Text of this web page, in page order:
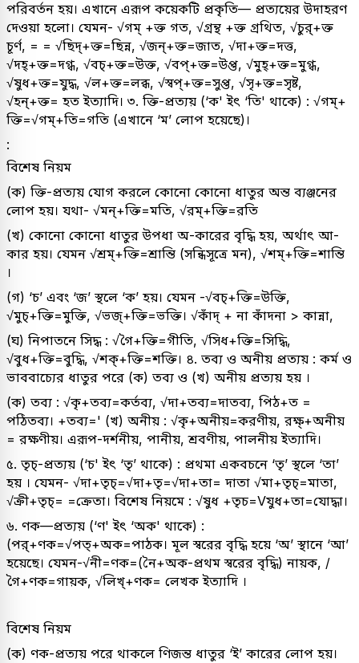
পরিবর্তন হয়। এখানে এরূপ কয়েকটি প্রকৃতি— প্রত্যয়ের উদাহরণ
দেওয়া হলো। যেমন- √গম্ +ক্ত গত, √গ্ৰন্থ +ক্ত গ্রথিত, √চুর্+ক্ত
চূর্ণ, = = √ছিদ্+ক্ত=ছিন্ন, √জন্+ক্ত=জাত, √দা+ক্ত=দত্ত,
√দহ্+ক্ত=দগ্ধ, √বচ্+ক্ত=উক্ত, √বপ্‌+ক্ত=উপ্ত, √মুহ্+ক্ত=মুগ্ধ,
√ষুধ+ক্ত=যুদ্ধ, √ল+ক্ত=লব্ধ, √স্বপ্+ক্ত=সুপ্ত, √সৃ+ক্ত=সৃষ্ট,
√হন্+ক্ত= হত ইত্যাদি। ৩. ক্তি-প্রত্যয় (‘ক' ইৎ ‘তি' থাকে) : √গম্+
ক্তি=√গম্+তি=গতি (এখানে ‘ম’ লোপ হয়েছে)।
:
বিশেষ নিয়ম
(ক) ক্তি-প্রত্যয় যোগ করলে কোনো কোনো ধাতুর অন্ত ব্যঞ্জনের
লোপ হয়। যথা- √মন্+ক্তি=মতি, √রম্+ক্তি=রতি
(খ) কোনো কোনো ধাতুর উপধা অ-কারের বৃদ্ধি হয়, অর্থাৎ আ-
কার হয়। যেমন √শ্রম্+ক্তি=শ্রান্তি (সন্ধিসূত্রে মন), √শম্+ক্তি=শান্তি
।
(গ) ‘চ’ এবং ‘জ’ স্থলে ‘ক’ হয়। যেমন -√বচ্+ক্তি=উক্তি,
√মুচ্+ক্তি=মুক্তি, √ভজ্‌+ক্তি=ভক্তি। √কাঁদ্ + না কাঁদনা > কান্না,
(ঘ) নিপাতনে সিদ্ধ : √গৈ+ক্তি=গীতি, √সিধ+ক্তি=সিদ্ধি,
√বুধ+ক্তি=বুদ্ধি, √শক্‌+ক্তি=শক্তি। ৪. তব্য ও অনীয় প্রত্যয় : কর্ম ও
ভাববাচ্যের ধাতুর পরে (ক) তব্য ও (খ) অনীয় প্রত্যয় হয় ।
(ক) তব্য : √কৃ+তব্য=কর্তব্য, √দা+তব্য=দাতব্য, পিঠ+ত =
পঠিতব্য। +তব্য=' (খ) অনীয় : √কৃ+অনীয়=করণীয়, রক্ষ্+অনীয়
= রক্ষণীয়। এরূপ-দর্শনীয়, পানীয়, শ্রবণীয়, পালনীয় ইত্যাদি।
৫. তৃচ্-প্রত্যয় (‘চ' ইৎ ‘তৃ’ থাকে) : প্রথমা একবচনে ‘তৃ’ স্থলে ‘তা’
হয় । যেমন- √দা+তৃচ্=√দা+তৃ=√দা+তা= দাতা √মা+তৃচ্=মাতা,
√ক্রী+তৃচ্= =ক্রেতা। বিশেষ নিয়মে : √ষুধ +তৃচ=Vযুধ+তা=যোদ্ধা।
৬. ণক—প্রত্যয় (‘ণ' ইৎ ‘অক' থাকে) :
(পর্+ণক=√পত্+অক=পাঠক। মূল স্বরের বৃদ্ধি হয়ে ‘অ’ স্থানে ‘আ’
হয়েছে। যেমন-√নী=ণক=(নৈ+অক-প্রথম স্বরের বৃদ্ধি) নায়ক, /
গৈ+ণক=গায়ক, √লিখ্+ণক= লেখক ইত্যাদি ।
বিশেষ নিয়ম
(ক) ণক-প্রত্যয় পরে থাকলে ণিজন্ত ধাতুর ‘ই’ কারের লোপ হয়।